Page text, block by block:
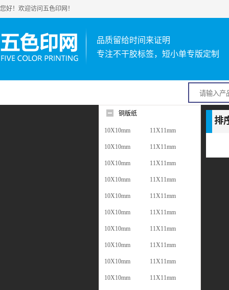
您好！欢迎访问五色印网！
品质留给时间来证明
专注不干胶标签，短小单专版定制
铜版纸
10X10mm 11X11mm
10X10mm 11X11mm
10X10mm 11X11mm
10X10mm 11X11mm
10X10mm 11X11mm
10X10mm 11X11mm
10X10mm 11X11mm
10X10mm 11X11mm
10X10mm 11X11mm
10X10mm 11X11mm
排